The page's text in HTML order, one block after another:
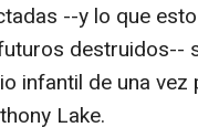
--y lo que
destruidos--
infantil de una
Lake.